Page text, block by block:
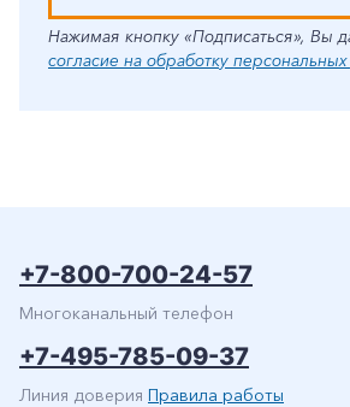
Нажимая кнопку «Подписаться», Вы
согласие на обработку
+7-800-700-24-57
Многоканальный телефон
+7-495-785-09-37
Линия доверия Правила работы